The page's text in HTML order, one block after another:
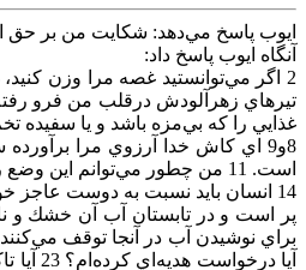
ايوب‌ پاسخ‌ مي‌دهد: شكايت‌ من‌ بر
آنگاه‌ ايوب‌ پاسخ‌ داد:
غذايي‌ را كه‌ بي‌مزه‌ باشد و يا سفيده‌ تخم‌مرغي‌ را كه‌ پخته‌ نباشد دوست‌ دارد؟
است‌. 11 من‌ چطور مي‌توانم‌ اين‌ وضع‌ را تحمل‌ كنم‌؟ به‌ چه‌ اميدي‌ به‌ زندگي‌ خود ادامه‌ دهم‌؟ 12 آيا من‌ از سنگ‌ ساخته‌ شده‌ام‌؟ آيا بدنم‌ از آهن‌ است‌؟ 13 كاري‌ از دستم‌ بر نمي‌آيد و كسي‌ به‌ دادم‌ نمي‌رسد.